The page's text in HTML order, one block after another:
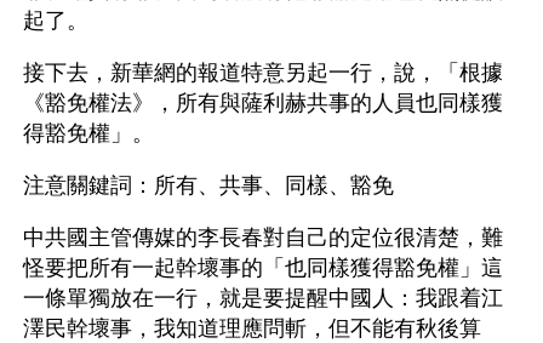
起了。
接下去，新華網的報道特意另起一行，說，「根據
《豁免權法》，所有與薩利赫共事的人員也同樣獲
得豁免權」。
注意關鍵詞：所有、共事、同樣、豁免
中共國主管傳媒的李長春對自己的定位很清楚，難
怪要把所有一起幹壞事的「也同樣獲得豁免權」這
一條單獨放在一行，就是要提醒中國人：我跟着江
澤民幹壞事，我知道理應問斬，但不能有秋後算